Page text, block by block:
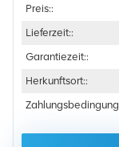
Preis::
Lieferzeit::
Garantiezeit::
Herkunftsort::